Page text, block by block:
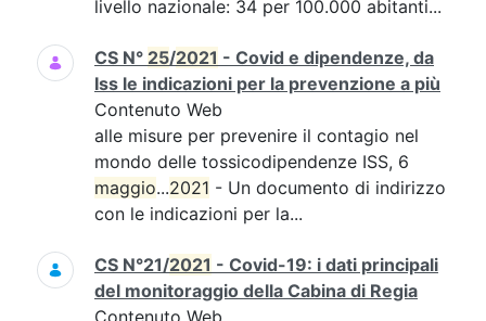
livello nazionale: 34 per 100.000 abitanti...
CS N° 25/2021 - Covid e dipendenze, da
Iss le indicazioni per la prevenzione a più
Contenuto Web
alle misure per prevenire il contagio nel
mondo delle tossicodipendenze ISS, 6
maggio...2021 - Un documento di indirizzo
con le indicazioni per la...
CS N°21/2021 - Covid-19: i dati principali
del monitoraggio della Cabina di Regia
Contenuto Web